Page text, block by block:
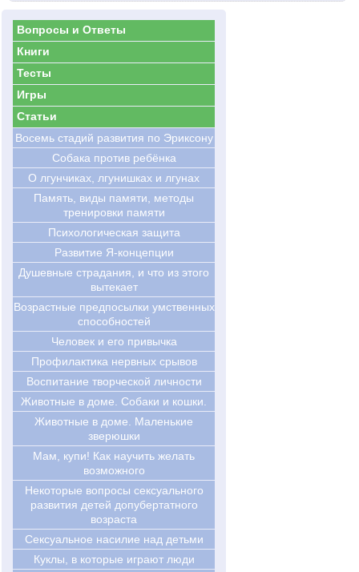
Вопросы и Ответы
Книги
Тесты
Игры
Статьи
Восемь стадий развития по Эриксону
Cобака против ребёнка
О лгунчиках, лгунишках и лгунах
Память, виды памяти, методы
тренировки памяти
Психологическая защита
Развитие Я-концепции
Душевные страдания, и что из этого
вытекает
Возрастные предпосылки умственных
способностей
Человек и его привычка
Профилактика нервных срывов
Воспитание творческой личности
Животные в доме. Собаки и кошки.
Животные в доме. Маленькие
зверюшки
Мам, купи! Как научить желать
возможного
Некоторые вопросы сексуального
развития детей допубертатного
возраста
Сексуальное насилие над детьми
Куклы, в которые играют люди